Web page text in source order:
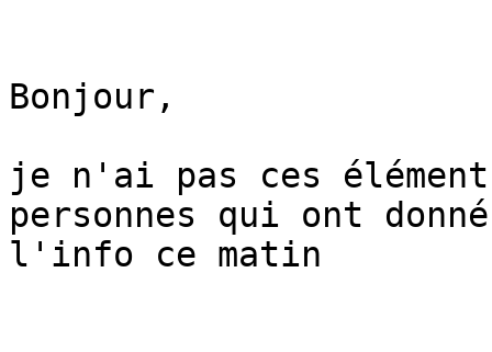
Bonjour,
je n'ai pas ces
personnes qui ont donné
l'info ce matin